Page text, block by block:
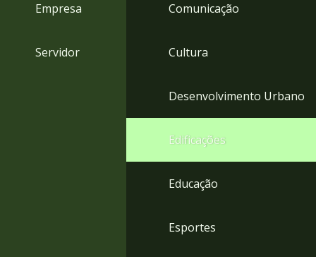
Empresa
Servidor
Comunicação
Cultura
Desenvolvimento Urbano
Edificações
Educação
Esportes